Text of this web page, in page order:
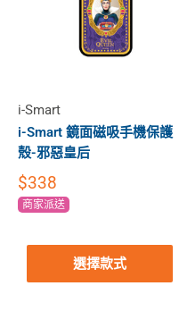
i-Smart
i-Smart 鏡面磁吸手機保護
殼-邪惡皇后
$338
商家派送
選擇款式